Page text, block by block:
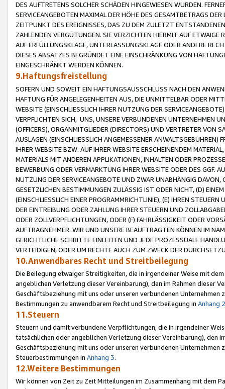
DES AUFTRETENS SOLCHER SCHÄDEN HINGEWIESEN WURDEN.
SERVICEANGEBOTEN MAXIMAL DER HÖHE DES GESAMTBETRAGS
ZEITPUNKT DES EREIGNISSES, DAS ZU DEM ZULETZT
ZAHLENDEN VERGÜTUNGEN. SIE VERZICHTEN HIERMIT AUF
AUF ERFÜLLUNGSKLAGE, UNTERLASSUNGSKLAGE ODER ANDERE
DIESES ABSATZES BEGRÜNDET EINE EINSCHRÄNKUNG VON
EINGESCHRÄNKT WERDEN KÖNNEN.
9.Haftungsfreistellung
SOFERN UND SOWEIT EIN HAFTUNGSAUSSCHLUSS NACH DEN
HAFTUNG FÜR ANGELEGENHEITEN AUS, DIE UNMITTELBAR ODER
WEBSITE (EINSCHLIESSLICH IHRER NUTZUNG DER
VERPFLICHTEN SICH, UNS, UNSERE VERBUNDENEN UNTERNEHMEN
(OFFICERS), ORGANMITGLIEDER (DIRECTORS) UND VERTRETER VON
AUSLAGEN (EINSCHLIESSLICH ANGEMESSENER
IHRER WEBSITE BZW. AUF IHRER WEBSITE ERSCHEINENDEM
MATERIALS MIT ANDEREN APPLIKATIONEN, INHALTEN ODER
BEWERBUNG ODER VERMARKTUNG IHRER WEBSITE ODER DES GGF.
NUTZUNG DER SERVICEANGEBOTE UND ZWAR UNABHÄNGIG
GESETZLICHEN BESTIMMUNGEN ZULÄSSIG IST ODER NICHT, (D)
(EINSCHLIESSLICH EINER PROGRAMMRICHTLINIE), (E) IHREN
DER EINTREIBUNG ODER ZAHLUNG IHRER STEUERN UND
ODER ZOLLVERPFLICHTUNGEN, ODER (F) FAHRLÄSSIGKEIT ODER
AUFTRAGNEHMER. WIR UND UNSERE BEAUFTRAGTEN KÖNNEN IM
GERICHTLICHE SCHRITTE EINLEITEN UND JEDE PROZESSUALE
VERTEIDIGEN, ODER UM RECHTE AUCH ZUM ZWECK DER
10.Anwendbares Recht und Streitbeilegung
Die Beilegung etwaiger Streitigkeiten, die in irgendeiner Weise mit
angeblichen Verletzung dieser Vereinbarung), den im Rahmen dieser
Geschäftsbeziehung mit uns oder unseren verbundenen
Bestimmungen zu anwendbarem Recht und Streitbeilegung in Anhang 2
11.Steuern
Steuern und damit verbundene Verpflichtungen, die in irgendeiner
tatsächlichen oder angeblichen Verletzung dieser Vereinbarung), den
Geschäftsbeziehung mit uns oder unseren verbundenen
Steuerbestimmungen in Anhang 3.
12.Weitere Bestimmungen
Wir können von Zeit zu Zeit Mitteilungen im Zusammenhang mit dem